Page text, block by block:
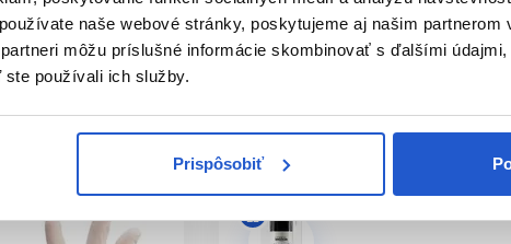
naše webové stránky, poskytujeme aj našim partnerom
môžu príslušné informácie skombinovať s ďalšími
používali ich služby.
Prispôsobiť
3.10 €
Skladom ㅤ